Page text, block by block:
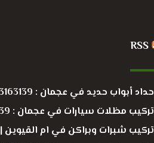
RSS
حداد أبواب حديد في عجمان : 0503163139
تركيب مظلات سيارات في عجمان : 0503163139
تركيب شبرات وبراكن في ام القيوين |0503163139